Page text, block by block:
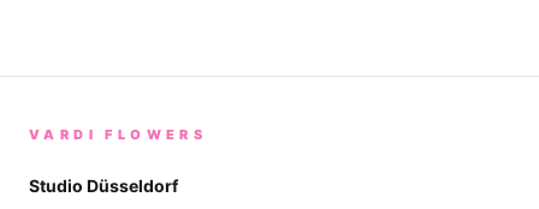
VARDI FLOWERS
Studio Düsseldorf